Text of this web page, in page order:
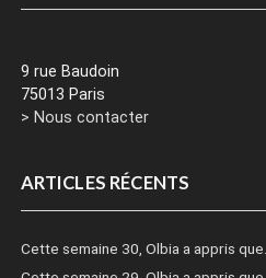
9 rue Baudoin
75013 Paris
> Nous contacter
ARTICLES RÉCENTS
Cette semaine 30, Olbia a appris que…